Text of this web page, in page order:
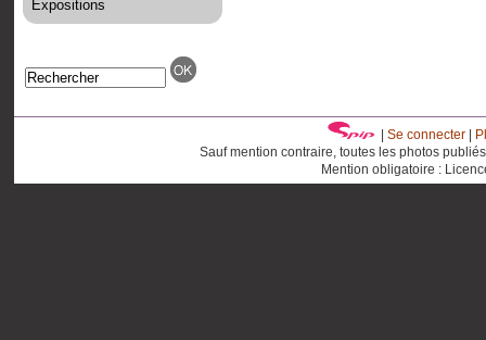
Expositions
Se connecter|
Sauf mention contraire, toutes les photos
Mention obligatoire :